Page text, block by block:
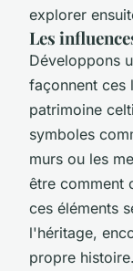
explorer
Les
Développons
façonnent ces
patrimoine
symboles
murs ou les
être comment
ces éléments
l'héritage,
propre